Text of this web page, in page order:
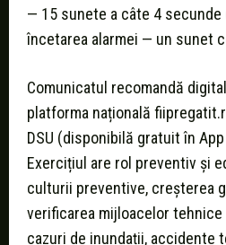
— 15 sunete a câte 4 secunde
încetarea alarmei — un sunet
Comunicatul recomandă
platforma națională
DSU (disponibilă gratuit în
Exercițiul are rol preventiv și
culturii preventive, creșterea
verificarea mijloacelor
cazuri de inundații, accidente